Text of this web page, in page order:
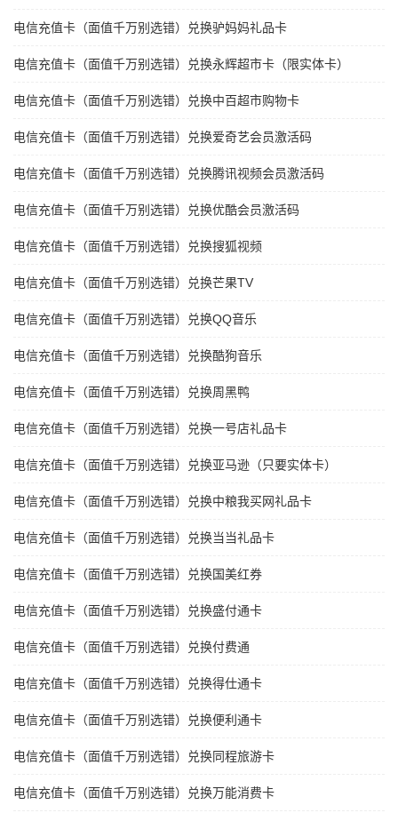
电信充值卡（面值千万别选错）兑换驴妈妈礼品卡
电信充值卡（面值千万别选错）兑换永辉超市卡（限实体卡）
电信充值卡（面值千万别选错）兑换中百超市购物卡
电信充值卡（面值千万别选错）兑换爱奇艺会员激活码
电信充值卡（面值千万别选错）兑换腾讯视频会员激活码
电信充值卡（面值千万别选错）兑换优酷会员激活码
电信充值卡（面值千万别选错）兑换搜狐视频
电信充值卡（面值千万别选错）兑换芒果TV
电信充值卡（面值千万别选错）兑换QQ音乐
电信充值卡（面值千万别选错）兑换酷狗音乐
电信充值卡（面值千万别选错）兑换周黑鸭
电信充值卡（面值千万别选错）兑换一号店礼品卡
电信充值卡（面值千万别选错）兑换亚马逊（只要实体卡）
电信充值卡（面值千万别选错）兑换中粮我买网礼品卡
电信充值卡（面值千万别选错）兑换当当礼品卡
电信充值卡（面值千万别选错）兑换国美红券
电信充值卡（面值千万别选错）兑换盛付通卡
电信充值卡（面值千万别选错）兑换付费通
电信充值卡（面值千万别选错）兑换得仕通卡
电信充值卡（面值千万别选错）兑换便利通卡
电信充值卡（面值千万别选错）兑换同程旅游卡
电信充值卡（面值千万别选错）兑换万能消费卡